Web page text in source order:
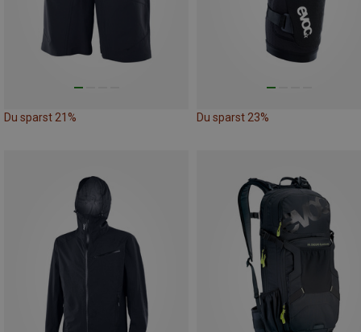
Du sparst 21% Du sparst 23%